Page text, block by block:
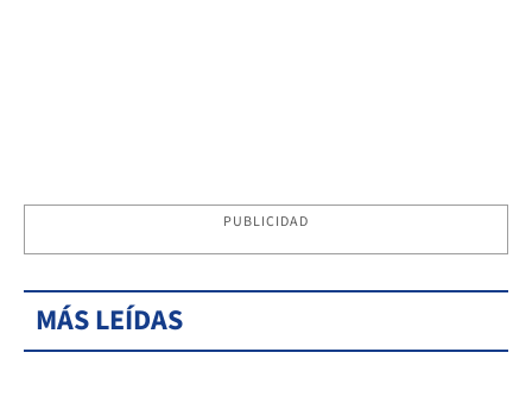
PUBLICIDAD
MÁS LEÍDAS